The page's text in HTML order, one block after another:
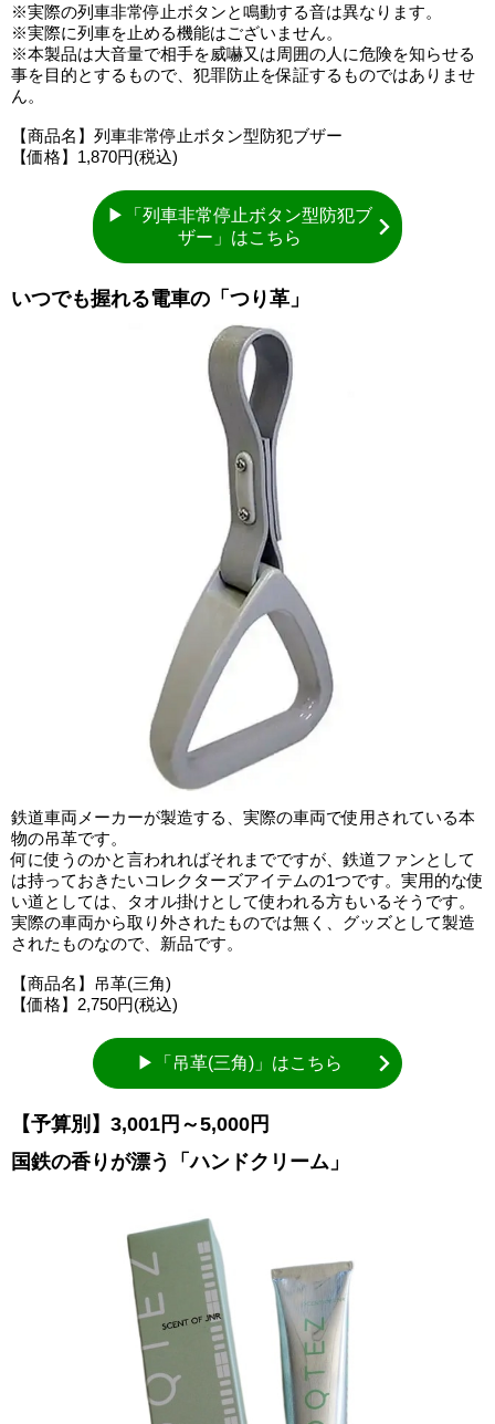
※実際の列車非常停止ボタンと鳴動する音は異なります。
※実際に列車を止める機能はございません。
※本製品は大音量で相手を威嚇又は周囲の人に危険を知らせる
事を目的とするもので、犯罪防止を保証するものではありませ
ん。
【商品名】列車非常停止ボタン型防犯ブザー
【価格】1,870円(税込)
▶「列車非常停止ボタン型防犯ブ
ザー」はこちら
いつでも握れる電車の「つり革」
鉄道車両メーカーが製造する、実際の車両で使用されている本
物の吊革です。
何に使うのかと言われればそれまでですが、鉄道ファンとして
は持っておきたいコレクターズアイテムの1つです。実用的な使
い道としては、タオル掛けとして使われる方もいるそうです。
実際の車両から取り外されたものでは無く、グッズとして製造
されたものなので、新品です。
【商品名】吊革(三角)
【価格】2,750円(税込)
▶「吊革(三角)」はこちら
【予算別】3,001円～5,000円
国鉄の香りが漂う「ハンドクリーム」